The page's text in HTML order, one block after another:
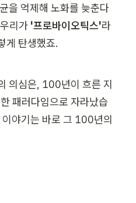
을 억제해 노화를 늦춘다
리가 '프로바이오틱스'라
게 탄생했죠.
의심은, 100년이 흐른 지
패러다임으로 자라났습
야기는 바로 그 100년의